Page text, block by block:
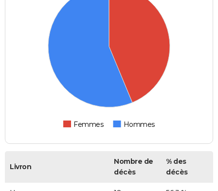
Femmes Hommes
Livron
Nombre de
décès
% des
décès